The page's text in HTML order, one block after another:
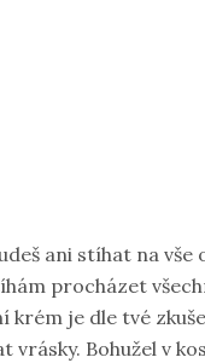
ani stíhat na vše
procházet
krém je dle tvé
vrásky. Bohužel v